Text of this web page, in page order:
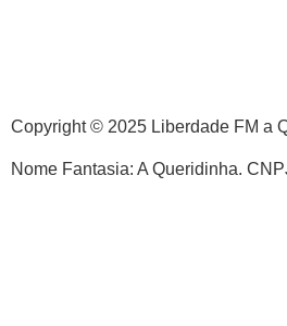
Copyright © 2025 Liberdade FM a
Nome Fantasia: A Queridinha.